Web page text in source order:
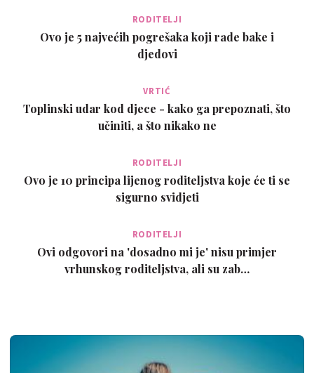
RODITELJI
Ovo je 5 najvećih pogrešaka koji rade bake i
djedovi
VRTIĆ
Toplinski udar kod djece - kako ga prepoznati, što
učiniti, a što nikako ne
RODITELJI
Ovo je 10 principa lijenog roditeljstva koje će ti se
sigurno svidjeti
RODITELJI
Ovi odgovori na 'dosadno mi je' nisu primjer
vrhunskog roditeljstva, ali su zab…